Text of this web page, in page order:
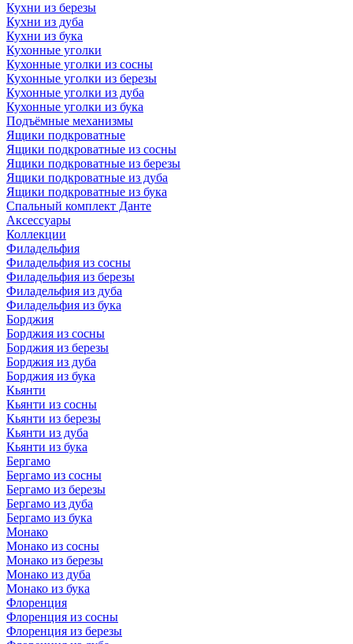
Кухни из березы
Кухни из дуба
Кухни из бука
Кухонные уголки
Кухонные уголки из сосны
Кухонные уголки из березы
Кухонные уголки из дуба
Кухонные уголки из бука
Подъёмные механизмы
Ящики подкроватные
Ящики подкроватные из сосны
Ящики подкроватные из березы
Ящики подкроватные из дуба
Ящики подкроватные из бука
Спальный комплект Данте
Аксессуары
Коллекции
Филадельфия
Филадельфия из сосны
Филадельфия из березы
Филадельфия из дуба
Филадельфия из бука
Борджия
Борджия из сосны
Борджия из березы
Борджия из дуба
Борджия из бука
Кьянти
Кьянти из сосны
Кьянти из березы
Кьянти из дуба
Кьянти из бука
Бергамо
Бергамо из сосны
Бергамо из березы
Бергамо из дуба
Бергамо из бука
Монако
Монако из сосны
Монако из березы
Монако из дуба
Монако из бука
Флоренция
Флоренция из сосны
Флоренция из березы